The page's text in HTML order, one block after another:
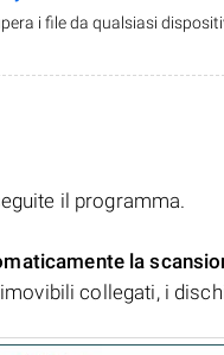
i file da qualsiasi
il programma.
la
collegati, i